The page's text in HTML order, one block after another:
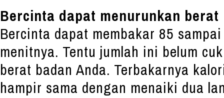
Bercinta dapat menurunkan berat
Bercinta dapat membakar 85
menitnya. Tentu jumlah ini belum
berat badan Anda. Terbakarnya
hampir sama dengan menaiki dua